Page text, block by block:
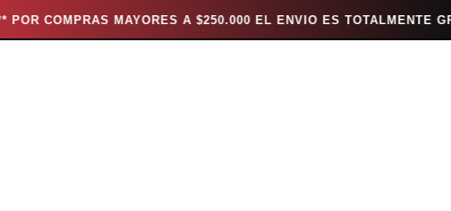
MAYORES A $250.000 EL ENVIO ES TOTALMENTE GRATIS *** ---